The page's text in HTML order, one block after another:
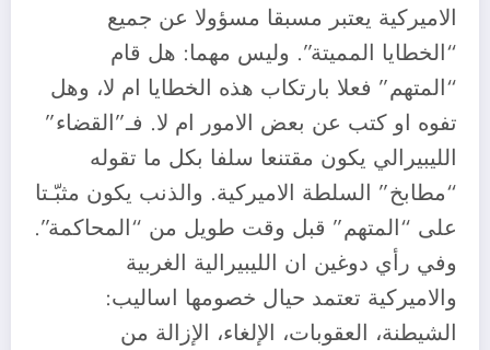
الاميركية يعتبر مسبقا مسؤولا عن جميع
“الخطايا المميتة”. وليس مهما: هل قام
“المتهم” فعلا بارتكاب هذه الخطايا ام لا، وهل
تفوه او كتب عن بعض الامور ام لا. فـ”القضاء”
الليبيرالي يكون مقتنعا سلفا بكل ما تقوله
“مطابخ” السلطة الاميركية. والذنب يكون مثبّـتا
على “المتهم” قبل وقت طويل من “المحاكمة”.
وفي رأي دوغين ان الليبيرالية الغربية
والاميركية تعتمد حيال خصومها اساليب:
الشيطنة، العقوبات، الإلغاء، الإزالة من